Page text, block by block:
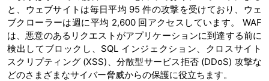
と、ウェブサイトは毎日平均 95 件の攻撃を受けており、ウェ
ブクローラーは週に平均 2,600 回アクセスしています。 WAF
は、悪意のあるリクエストがアプリケーションに到達する前に
検出してブロックし、SQL インジェクション、クロスサイト
スクリプティング (XSS)、分散型サービス拒否 (DDoS) 攻撃な
どのさまざまなサイバー脅威からの保護に役立ちます。